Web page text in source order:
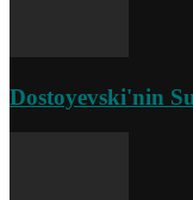
Dostoyevski'nin